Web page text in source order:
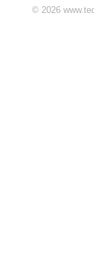
© 2026